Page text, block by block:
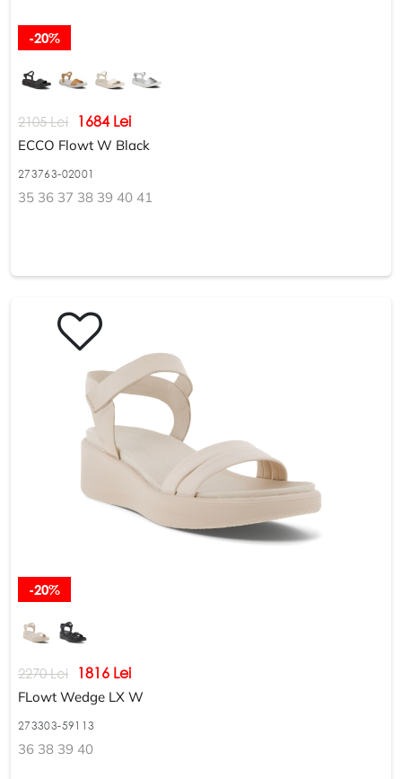
-20%
2105 Lei 1684 Lei
ECCO Flowt W Black
273763-02001
35 36 37 38 39 40 41
-20%
2270 Lei 1816 Lei
FLowt Wedge LX W
273303-59113
36 38 39 40